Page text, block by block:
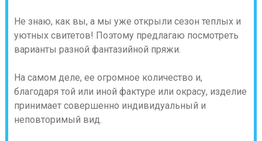
Не знаю, как вы, а мы уже открыли сезон теплых и
уютных свитетов! Поэтому предлагаю посмотреть
варианты разной фантазийной пряжи.
На самом деле, ее огромное количество и,
благодаря той или иной фактуре или окрасу, изделие
принимает совершенно индивидуальный и
неповторимый вид.